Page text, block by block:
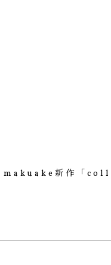
makuake新作「